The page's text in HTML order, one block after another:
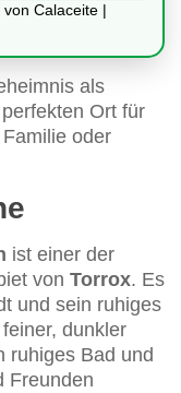
Calaceite |
als
Ort für
oder
ist einer der
von Torrox. Es
und sein ruhiges
dunkler
ruhiges Bad und
Freunden